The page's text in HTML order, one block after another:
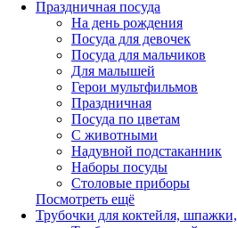
Праздничная посуда
На день рождения
Посуда для девочек
Посуда для мальчиков
Для малышей
Герои мультфильмов
Праздничная
Посуда по цветам
С животными
Надувной подстаканник
Наборы посуды
Столовые приборы
Посмотреть ещё
Трубочки для коктейля,